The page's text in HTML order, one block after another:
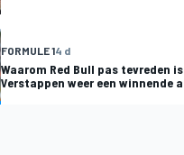
FORMULE 14 d
Waarom Red Bull pas tevreden
Verstappen weer een winnende